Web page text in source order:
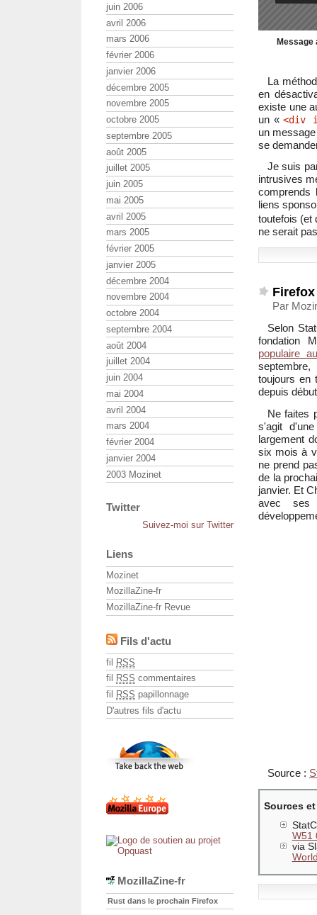
La
en
existe une
un «<div
un
se
Je suis
intrusives
comprends
liens
toutefois (et
ne serait
Par
Selon
fondation
populaire
toujours en
depuis
Ne faites
s'agit
largement
six mois à
ne prend
de la
janvier. Et
avec ses
Source :
Sources
W51
via
juin 2006
avril 2006
mars 2006
février 2006
janvier 2006
décembre 2005
novembre 2005
octobre 2005
septembre 2005
août 2005
juillet 2005
juin 2005
mai 2005
avril 2005
mars 2005
février 2005
janvier 2005
décembre 2004
novembre 2004
octobre 2004
septembre 2004
août 2004
juillet 2004
juin 2004
mai 2004
avril 2004
mars 2004
février 2004
janvier 2004
2003 Mozinet
Twitter
Suivez-moi sur Twitter
Liens
Mozinet
MozillaZine-fr
MozillaZine-fr Revue
Fils d'actu
fil RSS
fil
RSS commentaires
fil
RSS papillonnage
D'autres fils d'actu
MozillaZine-fr
Rust dans le prochain Firefox